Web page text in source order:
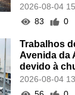
2026-08-04
83
0
Trabalhos
Avenida da
devido à
2026-08-04